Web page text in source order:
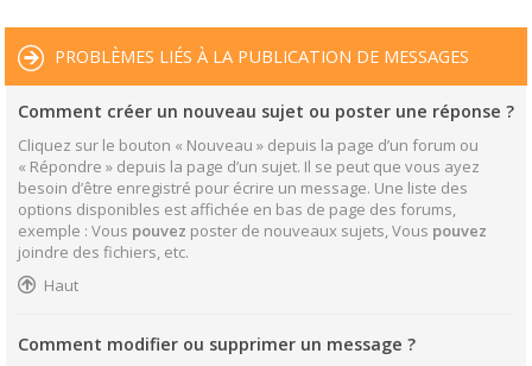
PROBLÈMES LIÉS À LA PUBLICATION DE MESSAGES
Comment créer un nouveau sujet ou poster une réponse ?
Cliquez sur le bouton « Nouveau » depuis la page d’un forum ou
« Répondre » depuis la page d’un sujet. Il se peut que vous ayez
besoin d’être enregistré pour écrire un message. Une liste des
options disponibles est affichée en bas de page des forums,
exemple : Vous pouvez poster de nouveaux sujets, Vous pouvez
joindre des fichiers, etc.
Haut
Comment modifier ou supprimer un message ?